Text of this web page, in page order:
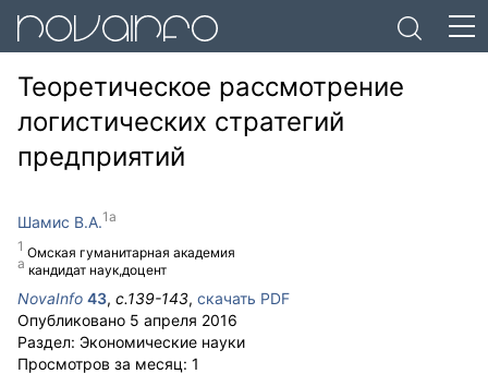
Теоретическое рассмотрение
логистических стратегий
предприятий
Шамис В.А.
Омская гуманитарная академия
кандидат наук,доцент
NovaInfo 43, с.139-143, скачать PDF
Опубликовано 5 апреля 2016
Раздел: Экономические науки
Просмотров за месяц: 1